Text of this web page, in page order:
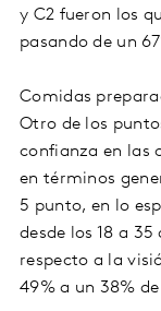
y C2 fueron los
pasando de un
Comidas
Otro de los
confianza en las
en términos
5 punto, en lo
desde los 18 a
respecto a la
49% a un 38%